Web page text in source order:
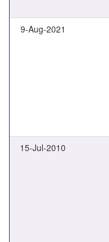
9-Aug-2021
15-Jul-2010